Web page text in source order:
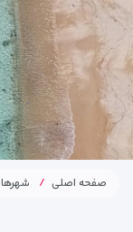
صفحه اصلی شهرها